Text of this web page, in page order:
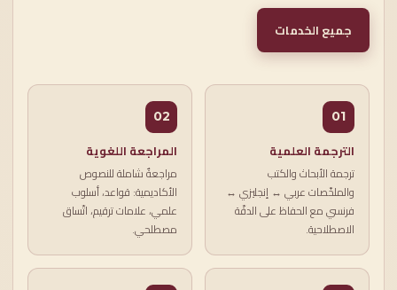
جميع الخدمات
01
الترجمة العلمية
ترجمة الأبحاث والكتب
والملخّصات عربي ↔ إنجليزي ↔
فرنسي مع الحفاظ على الدقّة
الاصطلاحية.
02
المراجعة اللغوية
مراجعةٌ شاملة للنصوص
الأكاديمية: قواعد، أسلوب
علمي، علامات ترقيم، اتّساق
مصطلحي.